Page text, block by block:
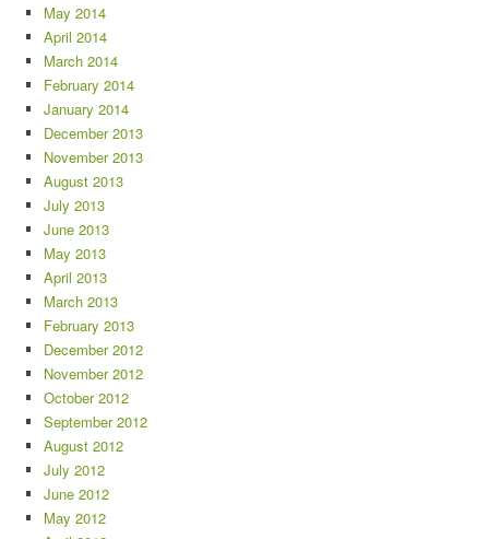
May 2014
April 2014
March 2014
February 2014
January 2014
December 2013
November 2013
August 2013
July 2013
June 2013
May 2013
April 2013
March 2013
February 2013
December 2012
November 2012
October 2012
September 2012
August 2012
July 2012
June 2012
May 2012